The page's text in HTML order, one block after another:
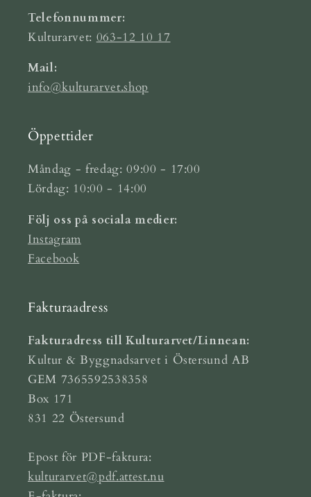
Telefonnummer:
Kulturarvet: 063-12 10 17
Mail:
info@kulturarvet.shop
Öppettider
Måndag - fredag: 09:00 - 17:00
Lördag: 10:00 - 14:00
Följ oss på sociala medier:
Instagram
Facebook
Fakturaadress
Fakturadress till Kulturarvet/Linnean:
Kultur & Byggnadsarvet i Östersund AB
GEM 7365592538358
Box 171
831 22 Östersund
Epost för PDF-faktura:
kulturarvet@pdf.attest.nu